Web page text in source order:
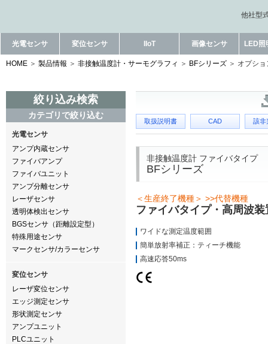
他社型
光電センサ 変位センサ IIoT 画像センサ LED照
HOME 製品情報 非接触温度計・サーモグラフィ BFシリーズ オプショ
絞り込み検索
カテゴリで絞り込む
光電センサ
アンプ内蔵センサ
ファイバアンプ
ファイバユニット
アンプ分離センサ
レーザセンサ
透明体検出センサ
BGSセンサ（距離設定型）
特殊用途センサ
マークセンサ/カラーセンサ
変位センサ
レーザ変位センサ
エッジ測定センサ
形状測定センサ
アンプユニット
PLCユニット
取扱説明書 CAD 該非
非接触温度計 ファイバタイプ
BFシリーズ
＜生産終了機種＞ >>代替機種
ファイバタイプ・高周波装
ワイドな測定温度範囲
簡単放射率補正：ティーチ機能
高速応答50ms